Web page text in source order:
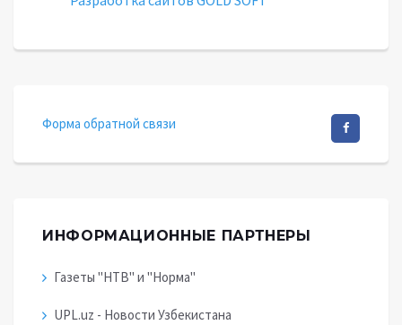
Форма обратной связи
ИНФОРМАЦИОННЫЕ ПАРТНЕРЫ
Газеты "НТВ" и "Норма"
UPL.uz - Новости Узбекистана